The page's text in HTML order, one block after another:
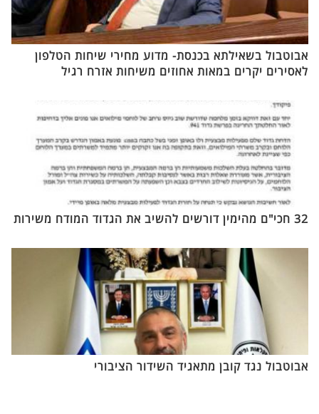
אבוטבול בשאילתא בכנסת- מדוע מחירי שיחות הטלפון
לאסירים יקרים במאות אחוזים משיחות אזרח רגיל
32 חכי"ם מהימין דורשים להשיב את הגדוד המודח משירות
אבוטבול נגד קובן מתאגיד השידור הציבורי